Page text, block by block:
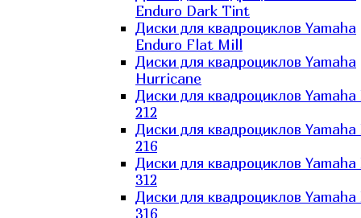
Enduro Dark Tint
Диски для квадроциклов Yamaha
Enduro Flat Mill
Диски для квадроциклов Yamaha
Hurricane
Диски для квадроциклов
212
Диски для квадроциклов
216
Диски для квадроциклов
312
Диски для квадроциклов
316